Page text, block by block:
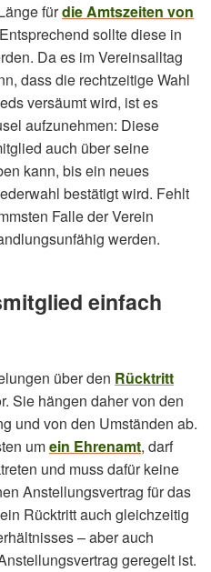
fürdie Amtszeiten von
sollte diese in
Da es im Vereinsalltag
dass die rechtzeitige Wahl
versäumt wird, ist es
aufzunehmen: Diese
auch über seine
kann, bis ein neues
bestätigt wird. Fehlt
Falle der Verein
werden.
einfach
über den Rücktritt
Sie hängen daher von den
und von den Umständen ab.
umein Ehrenamt, darf
und muss dafür keine
Anstellungsvertrag für das
Rücktritt auch gleichzeitig
– aber auch
geregelt ist.